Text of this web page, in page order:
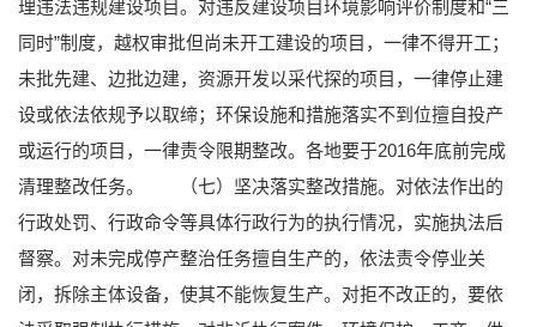
理违法违规建设项目。对违反建设项目环境影响评价制度和“三
同时”制度，越权审批但尚未开工建设的项目，一律不得开工；
未批先建、边批边建，资源开发以采代探的项目，一律停止建
设或依法依规予以取缔；环保设施和措施落实不到位擅自投产
或运行的项目，一律责令限期整改。各地要于2016年底前完成
清理整改任务。
（七）坚决落实整改措施。对依法作出的
行政处罚、行政命令等具体行政行为的执行情况，实施执法后
督察。对未完成停产整治任务擅自生产的，依法责令停业关
闭，拆除主体设备，使其不能恢复生产。对拒不改正的，要依